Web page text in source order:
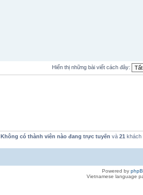
Hiển thị những bài viết cách đây:
Không có thành viên nào đang trực tuyến và 21 khách
Powered by
Vietnamese language